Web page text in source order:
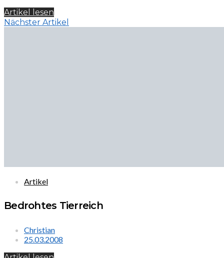
Artikel lesen
Nächster Artikel
Artikel
Bedrohtes Tierreich
Christian
25.03.2008